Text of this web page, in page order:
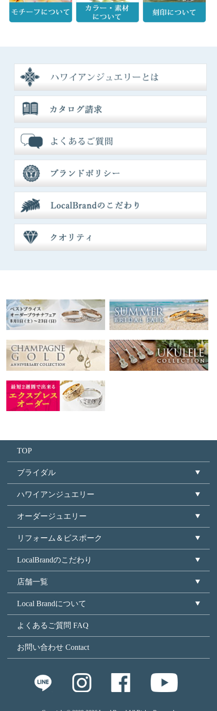
TOP
ブライダル
ハワイアンジュエリー
オーダージュエリー
リフォーム＆ビスポーク
LocalBrandのこだわり
店舗一覧
Local Brandについて
よくあるご質問 FAQ
お問い合わせ Contact